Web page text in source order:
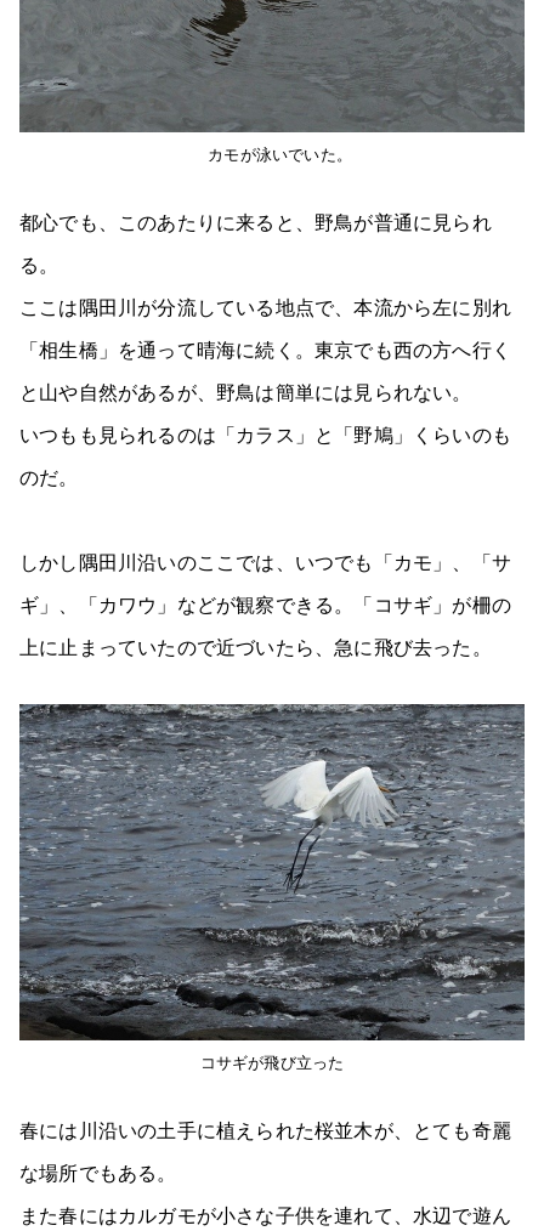
カモが泳いでいた。
都心でも、このあたりに来ると、野鳥が普通に見られ
る。
ここは隅田川が分流している地点で、本流から左に別れ
「相生橋」を通って晴海に続く。東京でも西の方へ行く
と山や自然があるが、野鳥は簡単には見られない。
いつもも見られるのは「カラス」と「野鳩」くらいのも
のだ。
しかし隅田川沿いのここでは、いつでも「カモ」、「サ
ギ」、「カワウ」などが観察できる。「コサギ」が柵の
上に止まっていたので近づいたら、急に飛び去った。
コサギが飛び立った
春には川沿いの土手に植えられた桜並木が、とても奇麗
な場所でもある。
また春にはカルガモが小さな子供を連れて、水辺で遊ん